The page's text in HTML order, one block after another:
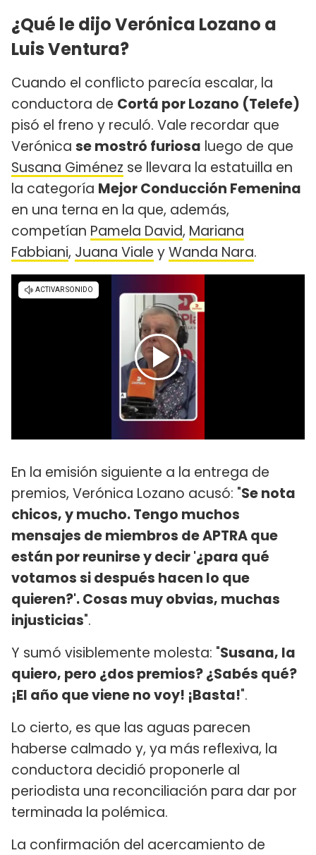
¿Qué le dijo Verónica Lozano a
Luis Ventura?
Cuando el conflicto parecía escalar, la
conductora de Cortá por Lozano (Telefe)
pisó el freno y reculó. Vale recordar que
Verónica se mostró furiosa luego de que
Susana Giménez se llevara la estatuilla en
la categoría Mejor Conducción Femenina
en una terna en la que, además,
competían Pamela David, Mariana
Fabbiani, Juana Viale yWanda Nara.
En la emisión siguiente a la entrega de
premios, Verónica Lozano acusó: "Se nota
chicos, y mucho. Tengo muchos
mensajes de miembros de APTRA que
están por reunirse y decir '¿para qué
votamos si después hacen lo que
quieren?'. Cosas muy obvias, muchas
injusticias".
Y sumó visiblemente molesta: "Susana, la
quiero, pero ¿dos premios? ¿Sabés qué?
¡El año que viene no voy! ¡Basta!".
Lo cierto, es que las aguas parecen
haberse calmado y, ya más reflexiva, la
conductora decidió proponerle al
periodista una reconciliación para dar por
terminada la polémica.
La confirmación del acercamiento de